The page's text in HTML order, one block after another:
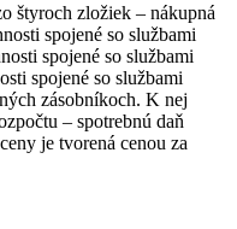
štyroch zložiek – nákupná
spojené so službami
spojené so službami
spojené so službami
zásobníkoch. K nej
– spotrebnú daň
je tvorená cenou za